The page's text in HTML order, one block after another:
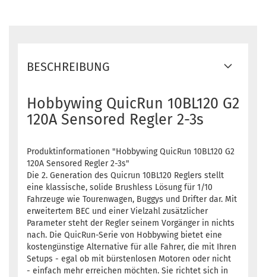
BESCHREIBUNG
Hobbywing QuicRun 10BL120 G2
120A Sensored Regler 2-3s
Produktinformationen "Hobbywing QuicRun 10BL120 G2
120A Sensored Regler 2-3s"
Die 2. Generation des Quicrun 10BL120 Reglers stellt
eine klassische, solide Brushless Lösung für 1/10
Fahrzeuge wie Tourenwagen, Buggys und Drifter dar. Mit
erweitertem BEC und einer Vielzahl zusätzlicher
Parameter steht der Regler seinem Vorgänger in nichts
nach. Die QuicRun-Serie von Hobbywing bietet eine
kostengünstige Alternative für alle Fahrer, die mit Ihren
Setups - egal ob mit bürstenlosen Motoren oder nicht
- einfach mehr erreichen möchten. Sie richtet sich in